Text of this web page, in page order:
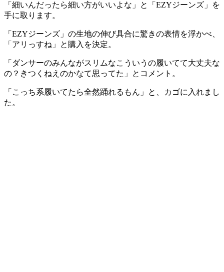
「細いんだったら細い方がいいよな」と「EZYジーンズ」を
手に取ります。
「EZYジーンズ」の生地の伸び具合に驚きの表情を浮かべ、
「アリっすね」と購入を決定。
「ダンサーのみんながスリムなこういうの履いてて大丈夫な
の？きつくねえのかなて思ってた」とコメント。
「こっち系履いてたら全然踊れるもん」と、カゴに入れまし
た。